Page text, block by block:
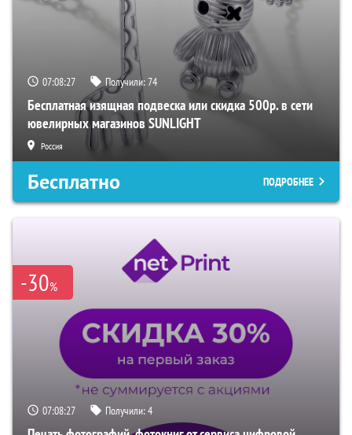
07:08:26 Получили:74
Бесплатная изящная подвеска или скидка 500р. в сети
ювелирных магазинов SUNLIGHT
Россия
Бесплатно ПОДРОБНЕЕ
-30%
07:08:26 Получили:4